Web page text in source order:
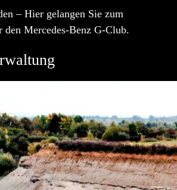
– Hier gelangen Sie zum
Mercedes-Benz G-Club.